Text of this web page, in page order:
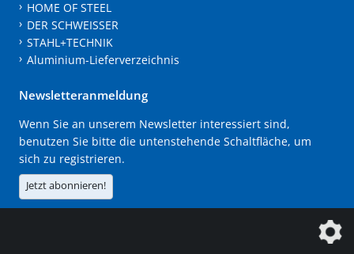
HOME OF STEEL
DER SCHWEISSER
STAHL+TECHNIK
Aluminium-Lieferverzeichnis
Newsletteranmeldung
Wenn Sie an unserem Newsletter interessiert sind,
benutzen Sie bitte die untenstehende Schaltfläche, um
sich zu registrieren.
Jetzt abonnieren!